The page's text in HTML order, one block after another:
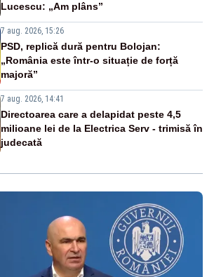
Lucescu: „Am plâns”
7 aug. 2026, 15:26
PSD, replică dură pentru Bolojan:
„România este într-o situație de forță
majoră”
7 aug. 2026, 14:41
Directoarea care a delapidat peste 4,5
milioane lei de la Electrica Serv - trimisă în
judecată